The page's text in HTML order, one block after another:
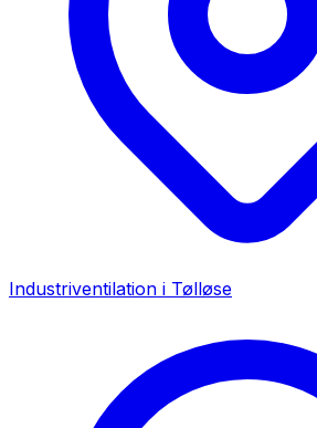
Industriventilation i Tølløse